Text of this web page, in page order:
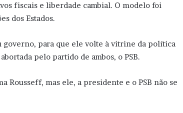
fiscais e liberdade cambial. O modelo foi
dos Estados.
governo, para que ele volte à vitrine da política
pelo partido de ambos, o PSB.
mas ele, a presidente e o PSB não se